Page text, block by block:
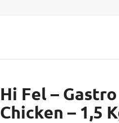
Hi Fel –
Chicken – 1,5